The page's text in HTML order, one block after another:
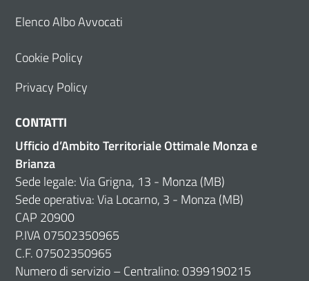
Elenco Albo Avvocati
Cookie Policy
Privacy Policy
CONTATTI
Ufficio d’Ambito Territoriale Ottimale Monza e
Brianza
Sede legale: Via Grigna, 13 - Monza (MB)
Sede operativa: Via Locarno, 3 - Monza (MB)
CAP 20900
P.IVA 07502350965
C.F. 07502350965
Numero di servizio – Centralino: 0399190215